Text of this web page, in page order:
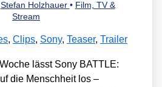
Stefan Holzhauer • Film, TV &
Stream
, Clips, Sony, Teaser, Trailer
lässt Sony BATTLE:
die Mensch­heit los –